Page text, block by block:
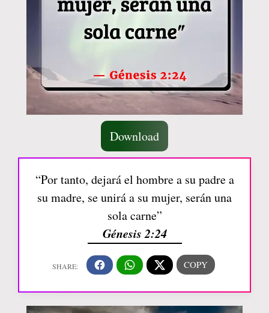
Download
“Por tanto, dejará el hombre a su padre a
su madre, se unirá a su mujer, serán una
sola carne”
Génesis 2:24